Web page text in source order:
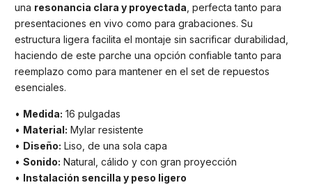
una resonancia clara y proyectada , perfecta tanto para
presentaciones en vivo como para grabaciones. Su
estructura ligera facilita el montaje sin sacrificar durabilidad,
haciendo de este parche una opción confiable tanto para
reemplazo como para mantener en el set de repuestos
esenciales.
• Medida: 16 pulgadas
• Material: Mylar resistente
• Diseño: Liso, de una sola capa
• Sonido: Natural, cálido y con gran proyección
• Instalación sencilla y peso ligero